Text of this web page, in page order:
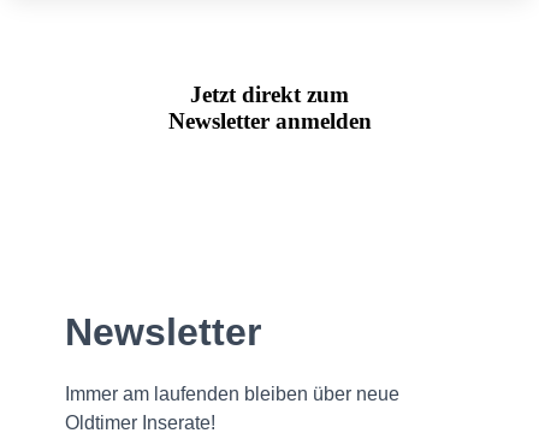
Jetzt direkt zum
Newsletter anmelden